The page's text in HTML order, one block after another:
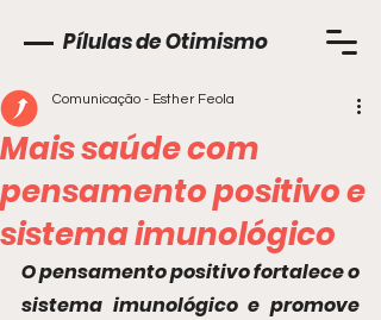
Pílulas de Otimismo
Mais saúde com
pensamento positivo e
sistema imunológico
Comunicação - Esther Feola
O pensamento positivo fortalece o
sistema imunológico e promove